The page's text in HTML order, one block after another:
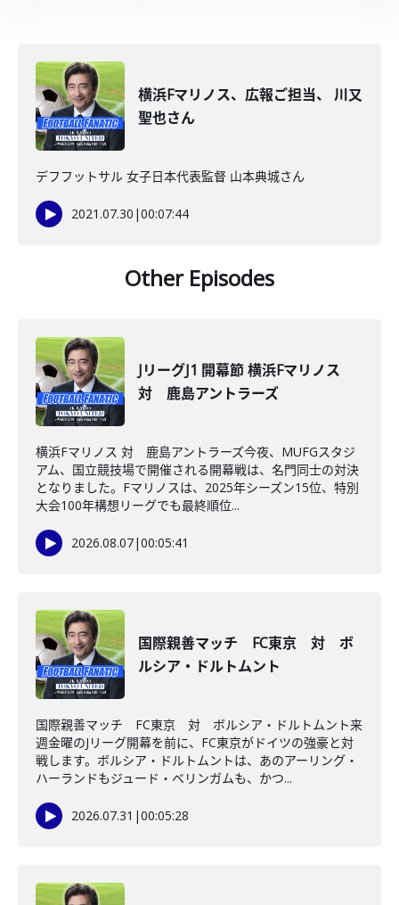
横浜Fマリノス、広報ご担当、 川又
聖也さん
デフフットサル 女子日本代表監督 山本典城さん
2021.07.30 |00:07:44
Other Episodes
JリーグJ1 開幕節 横浜Fマリノス
対 鹿島アントラーズ
横浜Fマリノス 対 鹿島アントラーズ今夜、MUFGスタジ
アム、国立競技場で開催される開幕戦は、名門同士の対決
となりました。Fマリノスは、2025年シーズン15位、特別
大会100年構想リーグでも最終順位...
2026.08.07|00:05:41
国際親善マッチ FC東京 対 ボ
ルシア・ドルトムント
国際親善マッチ FC東京 対 ボルシア・ドルトムント来
週金曜のJリーグ開幕を前に、FC東京がドイツの強豪と対
戦します。ボルシア・ドルトムントは、あのアーリング・
ハーランドもジュード・ベリンガムも、かつ...
2026.07.31 |00:05:28